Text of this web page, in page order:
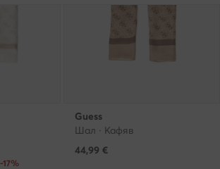
-17%
Guess
Шал · Кафяв
44,99 €